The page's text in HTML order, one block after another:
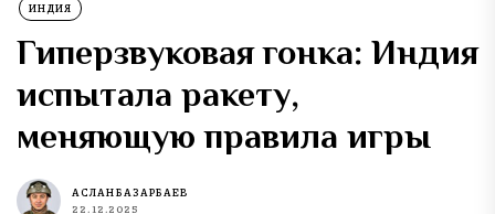
ИНДИЯ
Гиперзвуковая гонка: Индия
испытала ракету,
меняющую правила игры
АСЛАН БАЗАРБАЕВ
22.12.2025